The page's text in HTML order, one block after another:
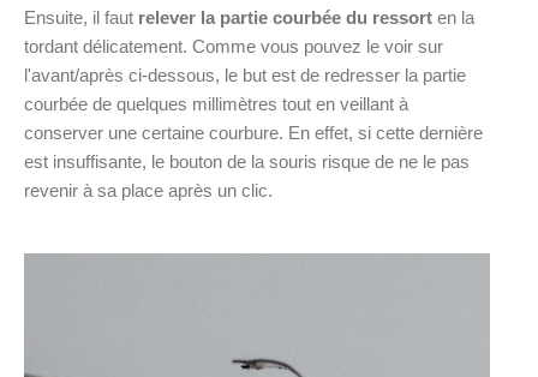
Ensuite, il faut relever la partie courbée du ressort en la
tordant délicatement. Comme vous pouvez le voir sur
l'avant/après ci-dessous, le but est de redresser la partie
courbée de quelques millimètres tout en veillant à
conserver une certaine courbure. En effet, si cette dernière
est insuffisante, le bouton de la souris risque de ne le pas
revenir à sa place après un clic.